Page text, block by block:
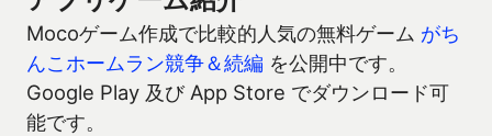
Mocoゲーム作成で比較的人気の無料ゲーム がち
んこホームラン競争＆続編 を公開中です。
Google Play 及び App Store でダウンロード可
能です。